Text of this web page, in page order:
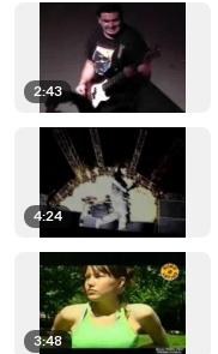
2:43
4:24
3:48